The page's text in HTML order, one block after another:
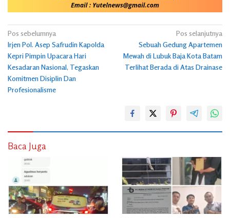
Navigasi
pos
Pos sebelumnya
Irjen Pol. Asep Safrudin Kapolda
Kepri Pimpin Upacara Hari
Kesadaran Nasional, Tegaskan
Komitmen Disiplin Dan
Profesionalisme
Pos selanjutnya
Sebuah Gedung Apartemen
Mewah di Lubuk Baja Kota Batam
Terlihat Berada di Atas Drainase
Baca Juga